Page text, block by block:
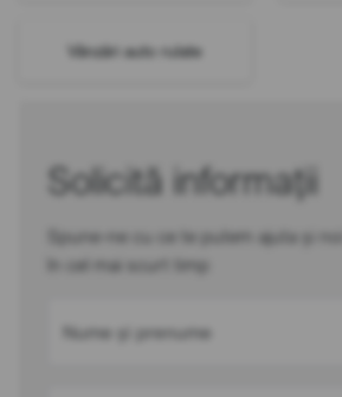
Vânzări auto rulate
Solicită informații
Spune-ne cu ce te putem ajuta și
în cel mai scurt timp
Nume și prenume